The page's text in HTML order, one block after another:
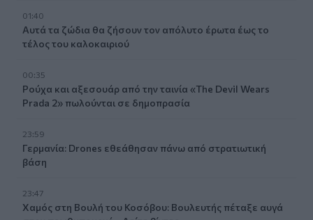
01:40
Αυτά τα ζώδια θα ζήσουν τον απόλυτο έρωτα έως το
τέλος του καλοκαιριού
00:35
Ρούχα και αξεσουάρ από την ταινία «The Devil Wears
Prada 2» πωλούνται σε δημοπρασία
23:59
Γερμανία: Drones εθεάθησαν πάνω από στρατιωτική
βάση
23:47
Χαμός στη Βουλή του Κοσόβου: Βουλευτής πέταξε αυγά